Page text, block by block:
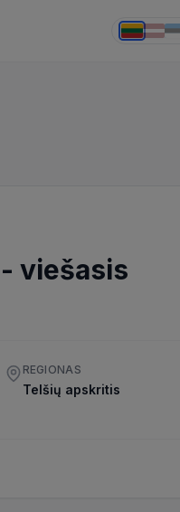
- viešasis
REGIONAS
Telšių apskritis